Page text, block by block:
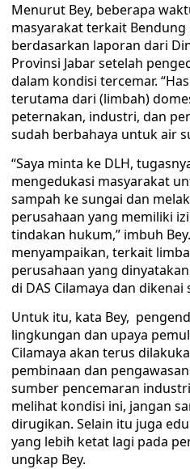
Menurut Bey, beberapa
masyarakat terkait
berdasarkan laporan dari
Provinsi Jabar setelah
dalam kondisi tercemar.
terutama dari (limbah)
peternakan, industri, dan
sudah berbahaya untuk air
“Saya minta ke DLH,
mengedukasi masyarakat
sampah ke sungai dan
perusahaan yang memiliki
tindakan hukum,” imbuh
menyampaikan, terkait
perusahaan yang
di DAS Cilamaya dan dikenai
Untuk itu, kata Bey,
lingkungan dan upaya
Cilamaya akan terus
pembinaan dan
sumber pencemaran
melihat kondisi ini, jangan
dirugikan. Selain itu juga
yang lebih ketat lagi pada
ungkap Bey.